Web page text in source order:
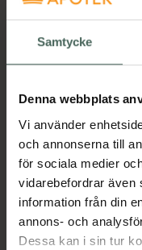
Samtycke
Denna webbplats
Vi använder
och annonserna till
för sociala medier
vidarebefordrar även
information från din
annons- och
Dessa kan i sin tur
Aktuella
Beskrivning
Läs alltid